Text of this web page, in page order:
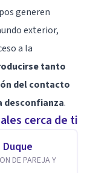
generen
exterior,
a la
tanto
del contacto
desconfianza.
cerca de ti
DE PAREJA Y